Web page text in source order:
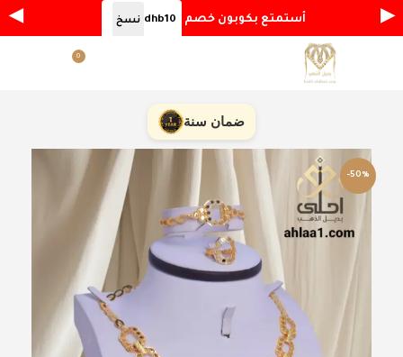
0
ضمان سنة
-50%
◀ أستمتع بكوبون خصم dhb10 نسخ ▶